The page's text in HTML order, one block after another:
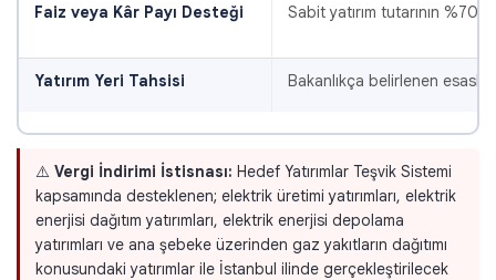
Faiz veya Kâr Payı Desteği Sabit yatırım tutarının
Yatırım Yeri Tahsisi Bakanlıkça belirlenen
⚠️ Vergi İndirimi İstisnası: Hedef Yatırımlar Teşvik Sistemi
kapsamında desteklenen; elektrik üretimi yatırımları, elektrik
enerjisi dağıtım yatırımları, elektrik enerjisi depolama
yatırımları ve ana şebeke üzerinden gaz yakıtların dağıtımı
konusundaki yatırımlar ile İstanbul ilinde gerçekleştirilecek